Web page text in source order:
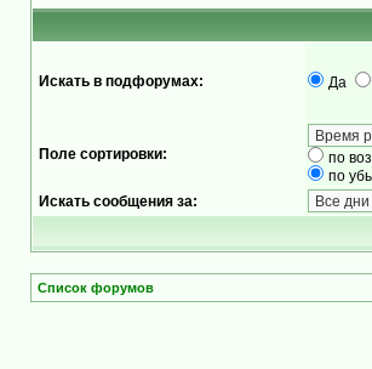
Искать в подфорумах: Да
Поле сортировки:
по
по
Искать сообщения за:
Список форумов